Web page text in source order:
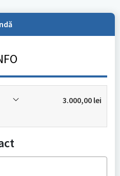
3.000,00 lei